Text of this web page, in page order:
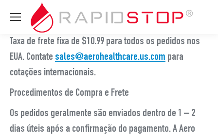
Taxa de frete fixa de $10.99 para todos os pedidos nos
EUA. Contate sales@aerohealthcare.us.com para
cotações internacionais.
Procedimentos de Compra e Frete
Os pedidos geralmente são enviados dentro de 1 – 2
dias úteis após a confirmação do pagamento. A Aero